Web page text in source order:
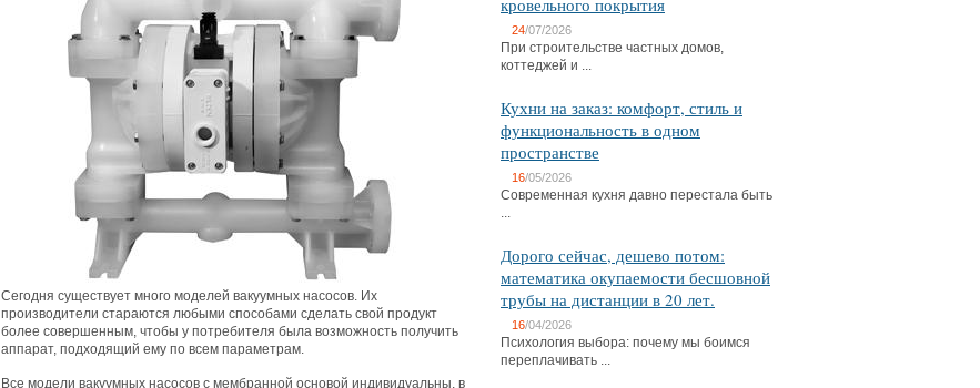
Сегодня существует много моделей вакуумных насосов. Их
производители стараются любыми способами сделать свой продукт
более совершенным, чтобы у потребителя была возможность получить
аппарат, подходящий ему по всем параметрам.
Все модели вакуумных насосов с мембранной основой индивидуальны, в
кровельного покрытия
24/07/2026
При строительстве частных домов,
коттеджей и ...
Кухни на заказ: комфорт, стиль и
функциональность в одном
пространстве
16/05/2026
Современная кухня давно перестала быть
...
Дорого сейчас, дешево потом:
математика окупаемости бесшовной
трубы на дистанции в 20 лет.
16/04/2026
Психология выбора: почему мы боимся
переплачивать ...